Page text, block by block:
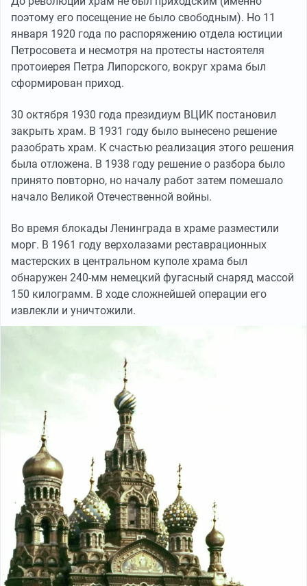
поэтому его посещение не было свободным). Но 11
января 1920 года по распоряжению отдела юстиции
Петросовета и несмотря на протесты настоятеля
протоиерея Петра Липорского, вокруг храма был
сформирован приход.
30 октября 1930 года президиум ВЦИК постановил
закрыть храм. В 1931 году было вынесено решение
разобрать храм. К счастью реализация этого решения
была отложена. В 1938 году решение о разбора было
принято повторно, но началу работ затем помешало
начало Великой Отечественной войны.
Во время блокады Ленинграда в храме разместили
морг. В 1961 году верхолазами реставрационных
мастерских в центральном куполе храма был
обнаружен 240-мм немецкий фугасный снаряд массой
150 килограмм. В ходе сложнейшей операции его
извлекли и уничтожили.